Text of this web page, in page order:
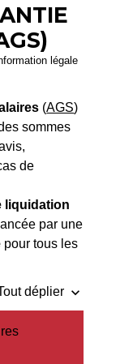
légale
(AGS)
sommes
de
liquidation
par une
pour tous les
déplier keyboard_arrow_down